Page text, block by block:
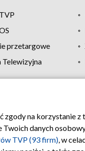
przetargowe
Telewizyjna
Polityka
na korzystanie
danych
TVP (93 firm), w